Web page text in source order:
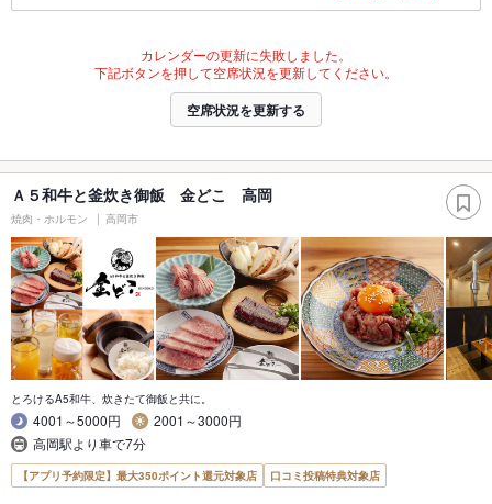
カレンダーの更新に失敗しました。
下記ボタンを押して空席状況を更新してください。
空席状況を更新する
Ａ５和牛と釜炊き御飯 金どこ 高岡
焼肉・ホルモン 高岡市
とろけるA5和牛、炊きたて御飯と共に。
4001～5000円
2001～3000円
高岡駅より車で7分
【アプリ予約限定】最大350ポイント還元対象店 口コミ投稿特典対象店